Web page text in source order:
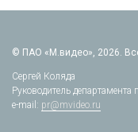
© ПАО «М.видео», 2026.
Сергей Коляда
Руководитель
e-mail: pr@mvideo.ru